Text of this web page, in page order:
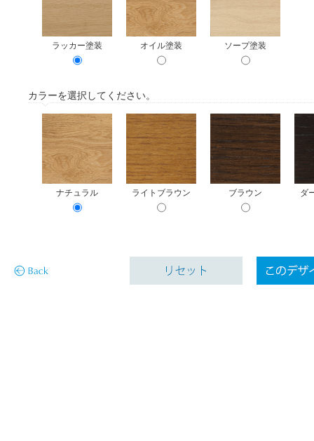
ラッカー塗装 オイル塗装 ソープ塗装
カラーを選択してください。
ナチュラル ライトブラウン ブラウン ダ